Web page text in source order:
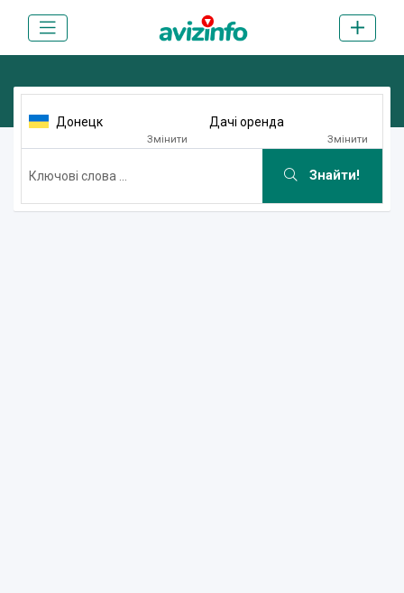
Донецк
Змінити
Дачі оренда
Змінити
Знайти!